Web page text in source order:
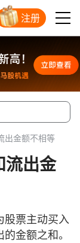
注册
出金额不相等
流出金
股票主动买入
金额之和。